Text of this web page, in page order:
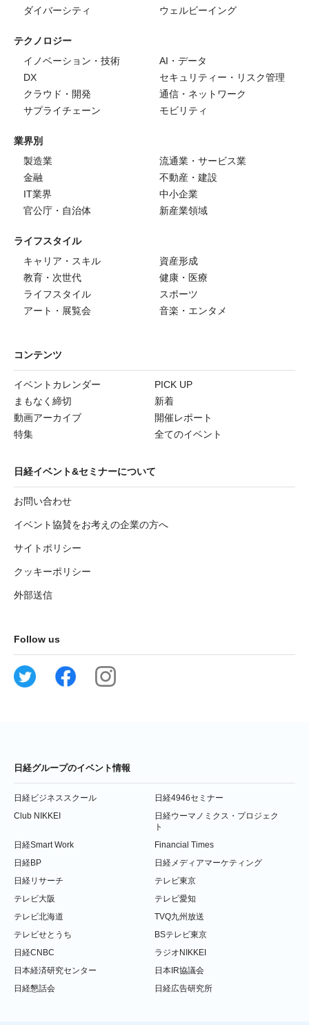
ダイバーシティ
ウェルビーイング
テクノロジー
イノベーション・技術
AI・データ
DX
セキュリティー・リスク管理
クラウド・開発
通信・ネットワーク
サプライチェーン
モビリティ
業界別
製造業
流通業・サービス業
金融
不動産・建設
IT業界
中小企業
官公庁・自治体
新産業領域
ライフスタイル
キャリア・スキル
資産形成
教育・次世代
健康・医療
ライフスタイル
スポーツ
アート・展覧会
音楽・エンタメ
コンテンツ
イベントカレンダー
PICK UP
まもなく締切
新着
動画アーカイブ
開催レポート
特集
全てのイベント
日経イベント&セミナーについて
お問い合わせ
イベント協賛をお考えの企業の方へ
サイトポリシー
クッキーポリシー
外部送信
Follow us
日経グループのイベント情報
日経ビジネススクール
日経4946セミナー
Club NIKKEI
日経ウーマノミクス・プロジェク
ト
日経Smart Work
Financial Times
日経BP
日経メディアマーケティング
日経リサーチ
テレビ東京
テレビ大阪
テレビ愛知
テレビ北海道
TVQ九州放送
テレビせとうち
BSテレビ東京
日経CNBC
ラジオNIKKEI
日本経済研究センター
日本IR協議会
日経懇話会
日経広告研究所